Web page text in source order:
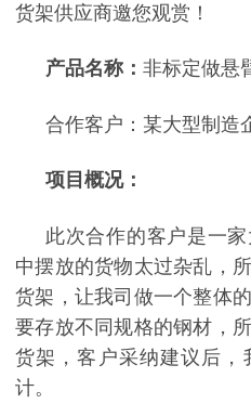
货架供应商邀您观赏！
产品名称： 非标定做悬
合作客户：某大型制造
项目概况：
此次合作的客户是一
中摆放的货物太过杂乱，
货架，让我司做一个整体
要存放不同规格的钢材，
货架，客户采纳建议后，
计。